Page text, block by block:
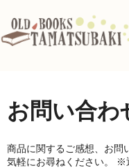
お問い合わ
商品に関するご感想、お問
気軽にお尋ねください。 ※